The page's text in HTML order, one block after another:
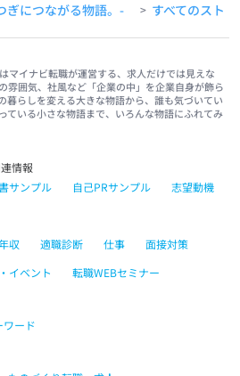
ぎにつながる物語。- > すべてのスト
マイナビ転職が運営する、求人だけでは見えな
雰囲気、社風など「企業の中」を企業自身が飾ら
暮らしを変える大きな物語から、誰も気づいてい
ている小さな物語まで、いろんな物語にふれてみ
情報
サンプル 自己PRサンプル
志望動機
収 適職診断 仕事
面接対策
イベント 転職WEBセミナー
ード